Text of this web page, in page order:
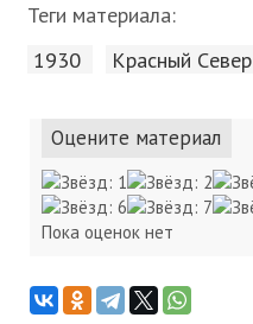
Теги материала:
1930 Красный Cевер
Оцените материал
Пока оценок нет